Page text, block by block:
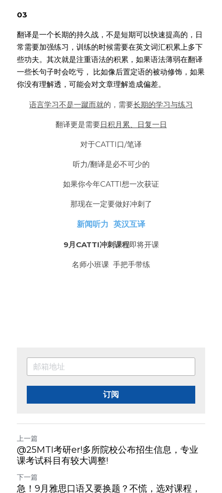
03
翻译是一个长期的持久战，不是短期可以快速提高的，日
常需要加强练习，训练的时候需要在英文词汇积累上多下
些功夫。其次就是注重语法的积累，如果语法薄弱在翻译
一些长句子时会吃亏， 比如像后置定语的被动修饰，如果
你没有理解透，可能会对文章理解造成偏差。
语言学习不是一蹴而就的，需要长期的学习与练习
翻译更是需要日积月累、日复一日
对于CATTI口/笔译
听力/翻译是必不可少的
如果你今年CATTI想一次获证
那现在一定要做好冲刺了
新闻听力  英汉互译
9月CATTI冲刺课程即将开课
名师小班课  手把手带练
订阅
上一篇
@25MTI考研er!多所院校公布招生信息，专业
课考试科目有较大调整!
下一篇
急！9月雅思口语又要换题？不慌，选对课程，